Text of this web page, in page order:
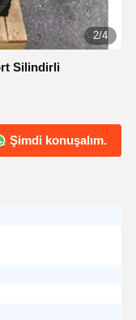
2/4
Silindirli
Şimdi konuşalım.